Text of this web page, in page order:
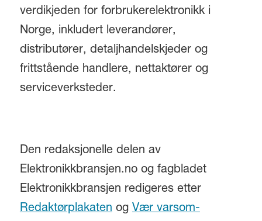
verdikjeden for forbrukerelektronikk i
Norge, inkludert leverandører,
distributører, detaljhandelskjeder og
frittstående handlere, nettaktører og
serviceverksteder.
Den redaksjonelle delen av
Elektronikkbransjen.no og fagbladet
Elektronikkbransjen redigeres etter
Redaktørplakatenog Vær varsom-